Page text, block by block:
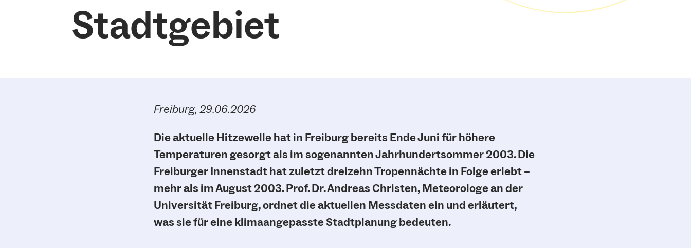
Stadtgebiet
Freiburg, 29.06.2026
Die aktuelle Hitzewelle hat in Freiburg bereits Ende Juni für höhere
Temperaturen gesorgt als im sogenannten Jahrhundertsommer 2003. Die
Freiburger Innenstadt hat zuletzt dreizehn Tropennächte in Folge erlebt –
mehr als im August 2003. Prof. Dr. Andreas Christen, Meteorologe an der
Universität Freiburg, ordnet die aktuellen Messdaten ein und erläutert,
was sie für eine klimaangepasste Stadtplanung bedeuten.